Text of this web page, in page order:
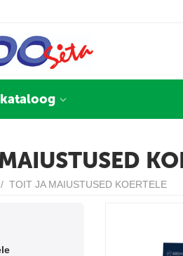
/ TOIT JA MAIUSTUSED KOERTELE